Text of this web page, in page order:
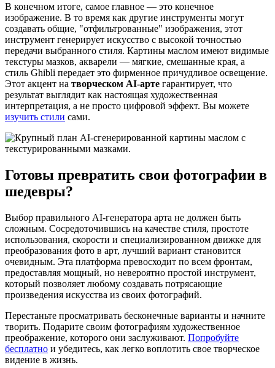
В конечном итоге, самое главное — это конечное
изображение. В то время как другие инструменты могут
создавать общие, "отфильтрованные" изображения, этот
инструмент генерирует искусство с высокой точностью
передачи выбранного стиля. Картины маслом имеют видимые
текстуры мазков, акварели — мягкие, смешанные края, а
стиль Ghibli передает это фирменное причудливое освещение.
Этот акцент на творческом AI-арте гарантирует, что
результат выглядит как настоящая художественная
интерпретация, а не просто цифровой эффект. Вы можете
изучить стили сами.
Готовы превратить свои фотографии в
шедевры?
Выбор правильного AI-генератора арта не должен быть
сложным. Сосредоточившись на качестве стиля, простоте
использования, скорости и специализированном движке для
преобразования фото в арт, лучший вариант становится
очевидным. Эта платформа превосходит по всем фронтам,
предоставляя мощный, но невероятно простой инструмент,
который позволяет любому создавать потрясающие
произведения искусства из своих фотографий.
Перестаньте просматривать бесконечные варианты и начните
творить. Подарите своим фотографиям художественное
преображение, которого они заслуживают. Попробуйте
бесплатно и убедитесь, как легко воплотить свое творческое
видение в жизнь.